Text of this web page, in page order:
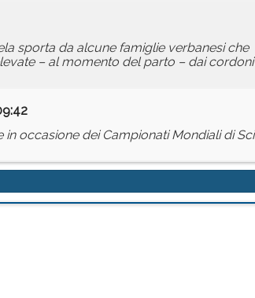
sporta da alcune famiglie verbanesi che
– al momento del parto – dai cordoni
occasione dei Campionati Mondiali di Sci